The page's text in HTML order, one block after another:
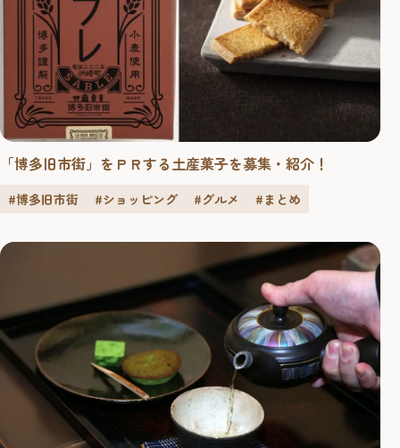
「博多旧市街」をＰＲする土産菓子を募集・紹介！
#博多旧市街 #ショッピング #グルメ #まとめ